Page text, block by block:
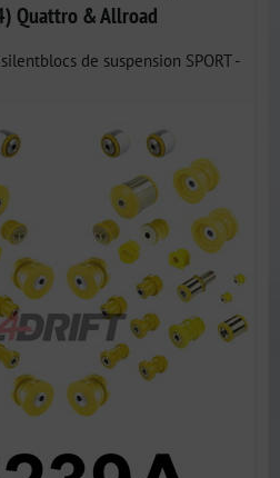
Quattro & Allroad
de suspension SPORT -